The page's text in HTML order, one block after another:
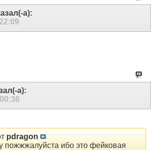
а):
а):
00:36
pdragon
пожжжалуйста ибо это фейковая